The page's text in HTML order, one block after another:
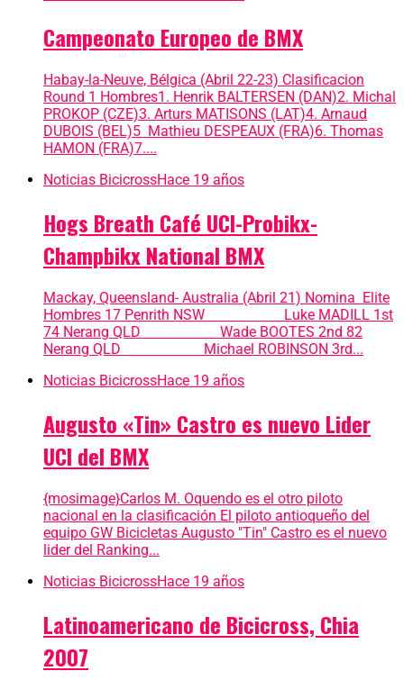
Campeonato Europeo de BMX
Habay-la-Neuve, Bélgica (Abril 22-23) Clasificacion
Round 1 Hombres1. Henrik BALTERSEN (DAN)2. Michal
PROKOP (CZE)3. Arturs MATISONS (LAT)4. Arnaud
DUBOIS (BEL)5 Mathieu DESPEAUX (FRA)6. Thomas
HAMON (FRA)7....
Noticias BicicrossHace 19 años
Hogs Breath Café UCI-Probikx-
Champbikx National BMX
Mackay, Queensland- Australia (Abril 21) Nomina Elite
Hombres 17 Penrith NSW Luke MADILL 1st
74 Nerang QLD Wade BOOTES 2nd 82
Nerang QLD Michael ROBINSON 3rd...
Noticias BicicrossHace 19 años
Augusto «Tin» Castro es nuevo Lider
UCI del BMX
{mosimage}Carlos M. Oquendo es el otro piloto
nacional en la clasificación El piloto antioqueño del
equipo GW Bicicletas Augusto "Tin" Castro es el nuevo
lider del Ranking...
Noticias BicicrossHace 19 años
Latinoamericano de Bicicross, Chia
2007